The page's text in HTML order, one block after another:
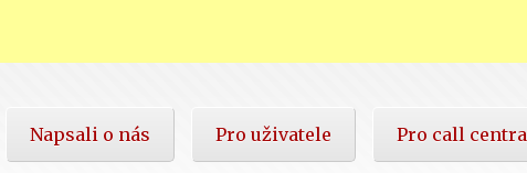
Napsali o nás Pro uživatele Pro call centra